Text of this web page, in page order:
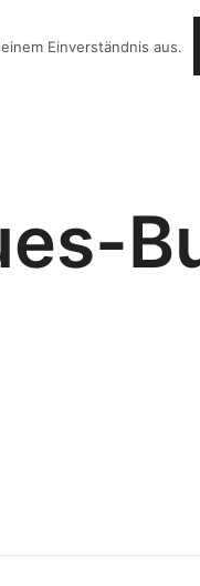
ANGEBOTE
Einverständnis aus.